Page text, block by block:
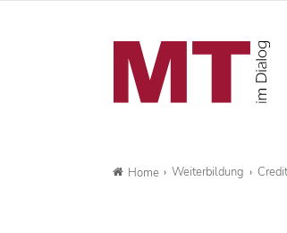
Home Weiterbildung